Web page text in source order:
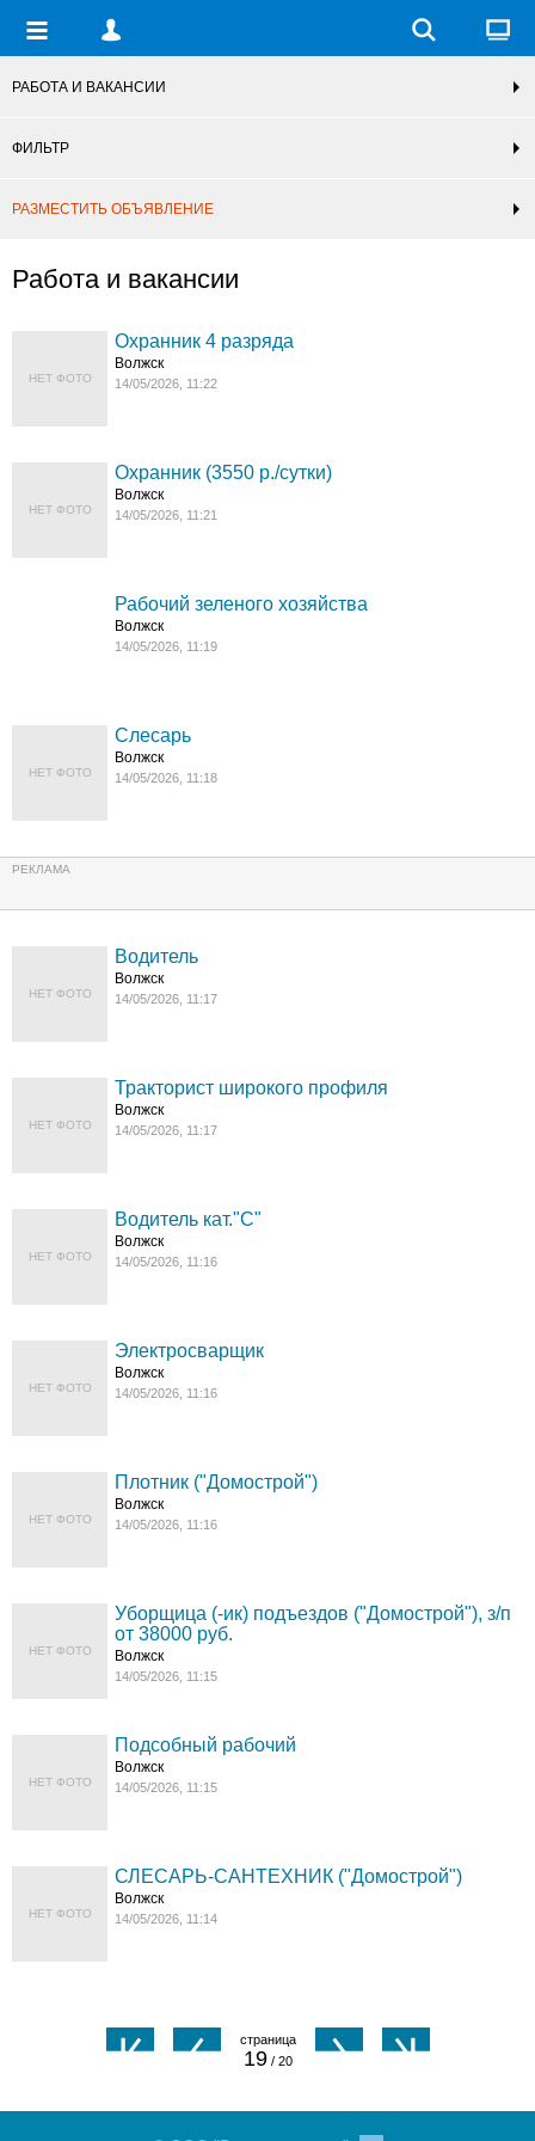
РАБОТА И ВАКАНСИИ
ФИЛЬТР
РАЗМЕСТИТЬ ОБЪЯВЛЕНИЕ
Работа и вакансии
НЕТ ФОТО
Охранник 4 разряда
Волжск
14/05/2026, 11:22
НЕТ ФОТО
Охранник (3550 р./сутки)
Волжск
14/05/2026, 11:21
Рабочий зеленого хозяйства
Волжск
14/05/2026, 11:19
НЕТ ФОТО
Слесарь
Волжск
14/05/2026, 11:18
НЕТ ФОТО
Водитель
Волжск
14/05/2026, 11:17
НЕТ ФОТО
Тракторист широкого профиля
Волжск
14/05/2026, 11:17
НЕТ ФОТО
Водитель кат."С"
Волжск
14/05/2026, 11:16
НЕТ ФОТО
Электросварщик
Волжск
14/05/2026, 11:16
НЕТ ФОТО
Плотник ("Домострой")
Волжск
14/05/2026, 11:16
НЕТ ФОТО
Уборщица (-ик) подъездов ("Домострой"), з/п
от 38000 руб.
Волжск
14/05/2026, 11:15
НЕТ ФОТО
Подсобный рабочий
Волжск
14/05/2026, 11:15
НЕТ ФОТО
СЛЕСАРЬ-САНТЕХНИК ("Домострой")
Волжск
14/05/2026, 11:14
19/ 20